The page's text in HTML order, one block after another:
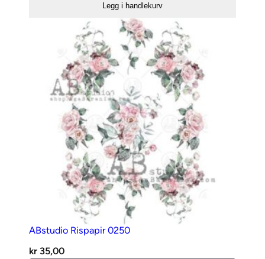
Legg i handlekurv
ABstudio Rispapir 0250
kr 35,00